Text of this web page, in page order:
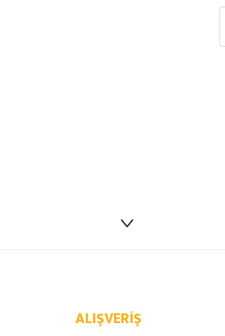
ALIŞVERIŞ